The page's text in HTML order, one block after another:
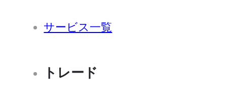
サービス一覧
トレード